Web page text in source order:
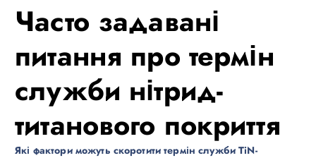
Часто задавані
питання про термін
служби нітрид-
титанового покриття
Які фактори можуть скоротити термін служби TiN-